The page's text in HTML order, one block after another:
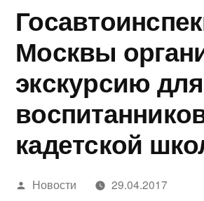
Москвы
экскурсию для
кадетской
Написано
Новости 29.04.2017